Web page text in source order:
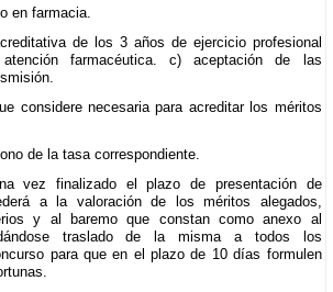
en farmacia.
de los 3 años de ejercicio profesional
farmacéutica. c) aceptación de las
considere necesaria para acreditar los méritos
de la tasa correspondiente.
vez finalizado el plazo de presentación de
a la valoración de los méritos alegados,
y al baremo que constan como anexo al
traslado de la misma a todos los
para que en el plazo de 10 días formulen